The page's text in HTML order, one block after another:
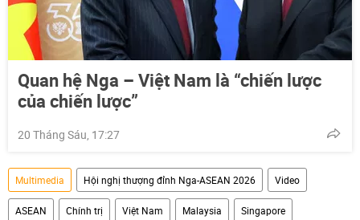
Quan hệ Nga – Việt Nam là “chiến lược
của chiến lược”
20 Tháng Sáu, 17:27
Multimedia Hội nghị thượng đỉnh Nga-ASEAN 2026 Video
ASEAN Chính trị Việt Nam Malaysia Singapore